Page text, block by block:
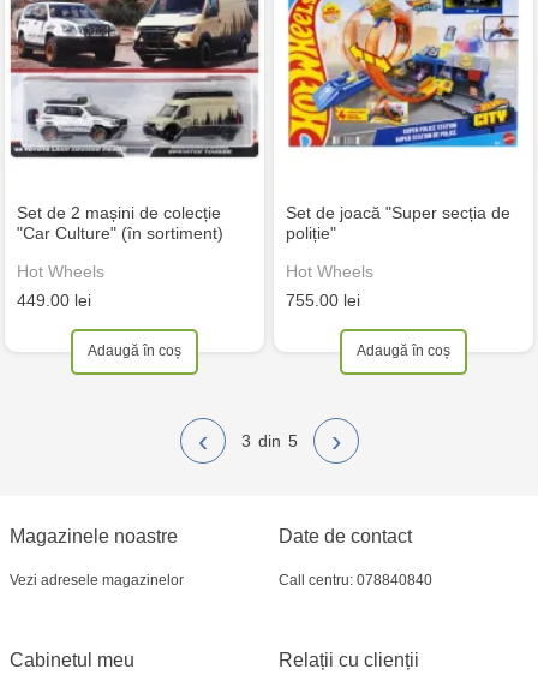
Set de 2 mașini de colecție
"Car Culture" (în sortiment)
Hot Wheels
449.00 lei
Adaugă în coș
Set de joacă "Super secția de
poliție"
Hot Wheels
755.00 lei
Adaugă în coș
‹ 3 5 ›
Magazinele noastre
Vezi adresele magazinelor
Relații cu clienții
Cabinetul meu
Date de contact
Call centru: 078840840